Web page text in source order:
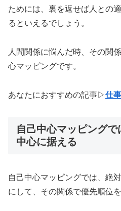
ためには、裏を返せば人との
るといえるでしょう。
人間関係に悩んだ時、その関
心マッピングです。
あなたにおすすめの記事▷仕
自己中心マッピング
中心に据える
自己中心マッピングでは、絶
にして、その関係で優先順位を